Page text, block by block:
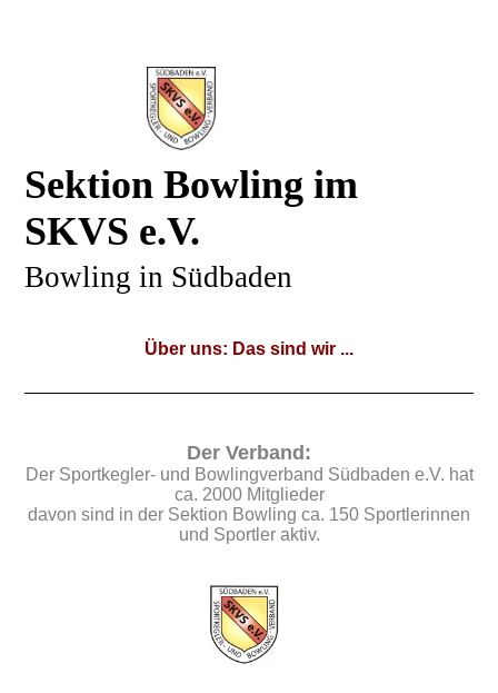
Sektion Bowling im
SKVS e.V.
Bowling in Südbaden
Über uns: Das sind wir ...
Der Verband:
Der Sportkegler- und Bowlingverband Südbaden e.V. hat
ca. 2000 Mitglieder
davon sind in der Sektion Bowling ca. 150 Sportlerinnen
und Sportler aktiv.